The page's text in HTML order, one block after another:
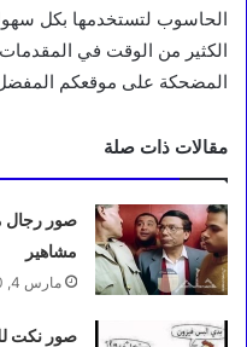
الحاسوب لتستخدمها بكل
الكثير من الوقت في
المضحكة على موقعكم
مقالات ذات صلة
صور رجال
مشاهير
مارس 4, 2020
صور نكت